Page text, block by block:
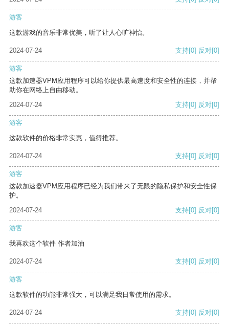
游客
这款游戏的音乐非常优美，听了让人心旷神怡。
2024-07-24 支持[0] 反对[0]
游客
这款加速器VPM应用程序可以给你提供最高速度和安全性的连接，并帮
助你在网络上自由移动。
2024-07-24
支持[0] 反对[0]
游客
这款软件的价格非常实惠，值得推荐。
2024-07-24 支持[0] 反对[0]
游客
这款加速器VPM应用程序已经为我们带来了无限的隐私保护和安全性保
护。
2024-07-24
支持[0] 反对[0]
游客
我喜欢这个软件 作者加油
2024-07-24 支持[0] 反对[0]
游客
这款软件的功能非常强大，可以满足我日常使用的需求。
2024-07-24 支持[0] 反对[0]